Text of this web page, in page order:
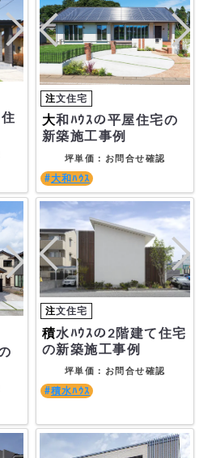
大和ﾊｳｽの平屋住宅の
新築施工事例
坪単価：お問合せ確認
大和ﾊｳｽ
積水ﾊｳｽの2階建て住宅
の新築施工事例
坪単価：お問合せ確認
積水ﾊｳｽ